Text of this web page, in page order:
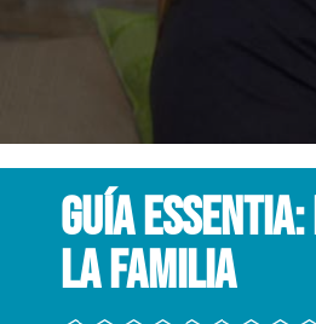
Guía
la Familia